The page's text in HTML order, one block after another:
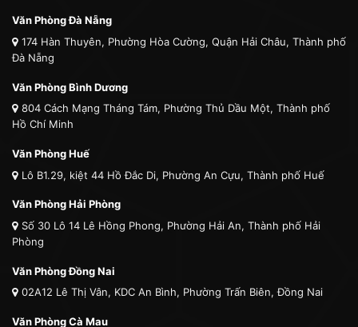
Văn Phòng Đà Nẵng
174 Hàn Thuyên, Phường Hòa Cường, Quận Hải Châu, Thành phố
Đà Nẵng
Văn Phòng Bình Dương
804 Cách Mạng Tháng Tám, Phường Thủ Dầu Một, Thành phố
Hồ Chí Minh
Văn Phòng Huế
Lô B1.29, kiệt 44 Hồ Đắc Di, Phường An Cựu, Thành phố Huế
Văn Phòng Hải Phòng
Số 30 Lô 14 Lê Hồng Phong, Phường Hải An, Thành phố Hải
Phòng
Văn Phòng Đồng Nai
02A12 Lê Thị Vân, KDC An Bình, Phường Trấn Biên, Đồng Nai
Văn Phòng Cà Mau